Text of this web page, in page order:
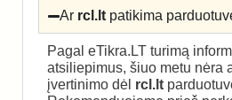
Ar rcl.lt patikima
Pagal eTikra.LT turimą
atsiliepimus, šiuo metu nėra
įvertinimo dėl rcl.lt